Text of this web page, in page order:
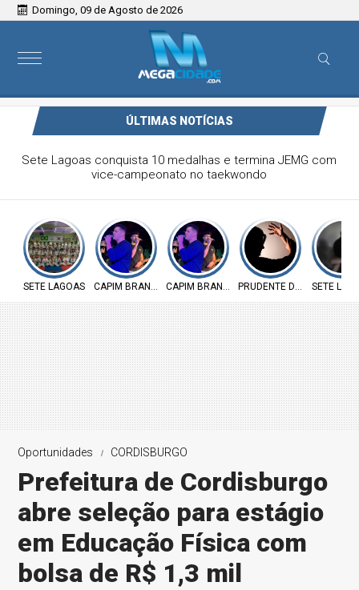
Domingo, 09 de Agosto de 2026
ÚLTIMAS NOTÍCIAS
Victor & Bruno são destaque no ForróCap em Capim
Branco
SETE LAGOAS CAPIM BRANCO CAPIM BRANCO PRUDENTE DE MORAIS
SETE
Oportunidades CORDISBURGO
Prefeitura de Cordisburgo
abre seleção para estágio
em Educação Física com
bolsa de R$ 1,3 mil